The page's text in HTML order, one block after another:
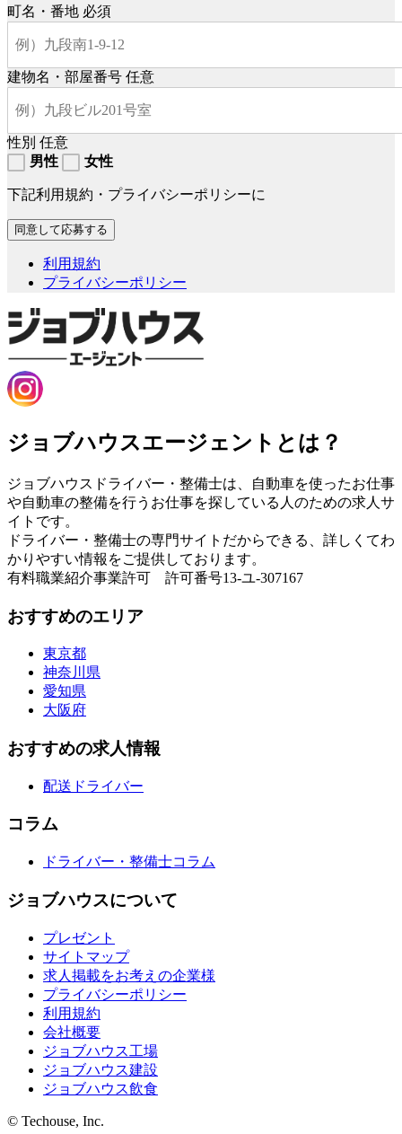
町名・番地 必須
建物名・部屋番号 任意
性別 任意
男性
女性
下記利用規約・プライバシーポリシーに
利用規約
プライバシーポリシー
ジョブハウスエージェントとは？
ジョブハウスドライバー・整備士は、自動車を使ったお仕事
や自動車の整備を行うお仕事を探している人のための求人サ
イトです。
ドライバー・整備士の専門サイトだからできる、詳しくてわ
かりやすい情報をご提供しております。
有料職業紹介事業許可 許可番号13-ユ-307167
おすすめのエリア
東京都
神奈川県
愛知県
大阪府
おすすめの求人情報
配送ドライバー
コラム
ドライバー・整備士コラム
ジョブハウスについて
プレゼント
サイトマップ
求人掲載をお考えの企業様
プライバシーポリシー
利用規約
会社概要
ジョブハウス工場
ジョブハウス建設
ジョブハウス飲食
© Techouse, Inc.